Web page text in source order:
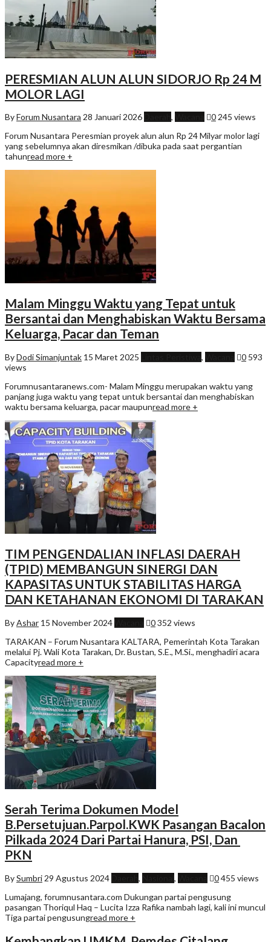
PERESMIAN ALUN ALUN SIDORJO Rp 24 M
MOLOR LAGI
ByForum Nusantara 28 Januari 2026 , 0 245 views
Forum Nusantara Peresmian proyek alun alun Rp 24 Milyar molor lagi
yang sebelumnya akan diresmikan /dibuka pada saat pergantian
tahunread more +
Malam Minggu Waktu yang Tepat untuk
Bersantai dan Menghabiskan Waktu Bersama
Keluarga, Pacar dan Teman
ByDodi Simanjuntak 15 Maret 2025 , 0 593
views
Forumnusantaranews.com- Malam Minggu merupakan waktu yang
panjang juga waktu yang tepat untuk bersantai dan menghabiskan
waktu bersama keluarga, pacar maupunread more +
TIM PENGENDALIAN INFLASI DAERAH
(TPID) MEMBANGUN SINERGI DAN
KAPASITAS UNTUK STABILITAS HARGA
DAN KETAHANAN EKONOMI DI TARAKAN
ByAshar 15 November 2024 0352 views
TARAKAN – Forum Nusantara KALTARA, Pemerintah Kota Tarakan
melalui Pj. Wali Kota Tarakan, Dr. Bustan, S.E., M.Si., menghadiri acara
Capacityread more +
Serah Terima Dokumen Model
B.Persetujuan.Parpol.KWK Pasangan Bacalon
Pilkada 2024 Dari Partai Hanura, PSI, Dan
PKN
BySumbri 29 Agustus 2024 , , 0455 views
Lumajang, forumnusantara.com Dukungan partai pengusung
pasangan Thoriqul Haq – Lucita Izza Rafika nambah lagi, kali ini muncul
Tiga partai pengusungread more +